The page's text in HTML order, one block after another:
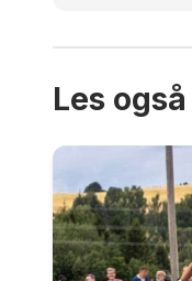
Les også